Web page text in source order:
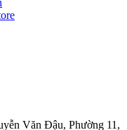
Văn Đậu, Phường 11,